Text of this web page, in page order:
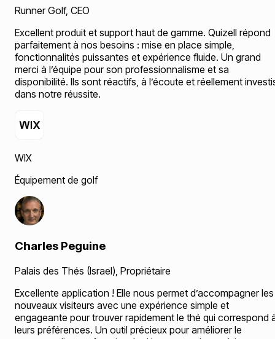
Runner Golf, CEO
Excellent produit et support haut de gamme. Quizell répond
parfaitement à nos besoins : mise en place simple,
fonctionnalités puissantes et expérience fluide. Un grand
merci à l’équipe pour son professionnalisme et sa
disponibilité. Ils sont réactifs, à l’écoute et réellement
dans notre réussite.
WIX
Équipement de golf
Charles Peguine
Palais des Thés (Israel), Propriétaire
Excellente application ! Elle nous permet d’accompagner les
nouveaux visiteurs avec une expérience simple et
engageante pour trouver rapidement le thé qui correspond
leurs préférences. Un outil précieux pour améliorer le